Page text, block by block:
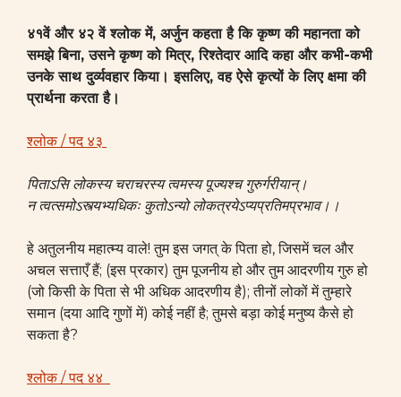
४१वें और ४२ वें श्लोक में, अर्जुन कहता है कि कृष्ण की महानता को
समझे बिना, उसने कृष्ण को मित्र, रिश्तेदार आदि कहा और कभी-कभी
उनके साथ दुर्व्यवहार किया। इसलिए, वह ऐसे कृत्यों के लिए क्षमा की
प्रार्थना करता है।
श्लोक / पद ४३
पिताऽसि लोकस्य चराचरस्य त्वमस्य पूज्यश्च गुरुर्गरीयान्।
न त्वत्समोऽस्त्यभ्यधिकः कुतोऽन्यो लोकत्रयेऽप्यप्रतिमप्रभाव।।
हे अतुलनीय महात्म्य वाले! तुम इस जगत् के पिता हो, जिसमें चल और
अचल सत्ताएँ हैं; (इस प्रकार) तुम पूजनीय हो और तुम आदरणीय गुरु हो
(जो किसी के पिता से भी अधिक आदरणीय है); तीनों लोकों में तुम्हारे
समान (दया आदि गुणों में) कोई नहीं है; तुमसे बड़ा कोई मनुष्य कैसे हो
सकता है?
श्लोक / पद ४४